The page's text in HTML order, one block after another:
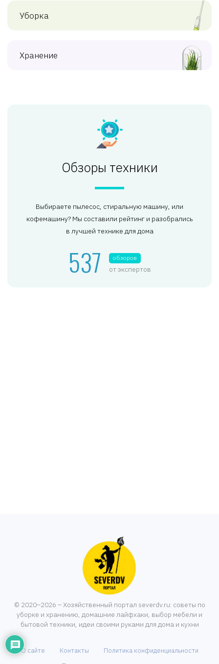
Уборка
Хранение
Обзоры техники
Выбираете пылесос, стиральную машину, или
кофемашину? Мы составили рейтинг и разобрались
в лучшей технике для дома
537 обзоров
от экспертов
© 2020–2026 – Хозяйственный портал severdv.ru: советы по
уборке и хранению, домашние лайфхаки, выбор мебели и
бытовой техники, идеи своими руками для дома и кухни
О сайте Контакты
Политика конфиденциальности